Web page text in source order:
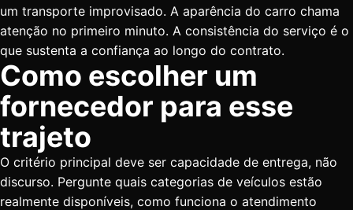
um transporte improvisado. A aparência do carro chama
atenção no primeiro minuto. A consistência do serviço é o
que sustenta a confiança ao longo do contrato.
Como escolher um
fornecedor para esse
trajeto
O critério principal deve ser capacidade de entrega, não
discurso. Pergunte quais categorias de veículos estão
realmente disponíveis, como funciona o atendimento